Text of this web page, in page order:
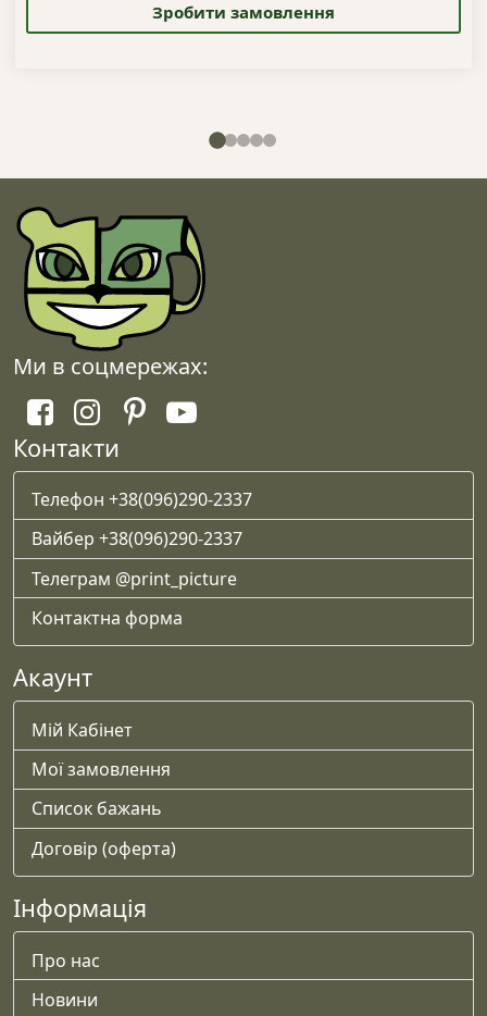
Зробити замовлення
має
сторінці
товару
Ми в соцмережах:
Контакти
Телефон +38(096)290-2337
Вайбер +38(096)290-2337
Телеграм @print_picture
Контактна форма
Акаунт
Мій Кабінет
Мої замовлення
Список бажань
Договір (оферта)
Інформація
Про нас
Новини